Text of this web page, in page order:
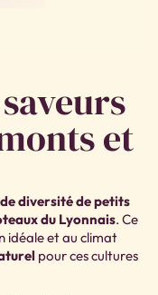
et
diversité de petits
du Lyonnais. Ce
idéale et au climat
pour ces cultures